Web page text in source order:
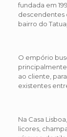
fundada em
descendentes
bairro do
O empório
ao cliente,
existentes
Na Casa
licores,